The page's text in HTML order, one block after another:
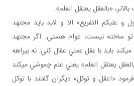
«بالعقل يعتقل العلم».
و عليکم التفريع» الا و لابد بايد مجتهد
ساخته نيست، عوام هستي. اگر مجتهد
کند بايد با عقل عملي عقال کني. نه بيراهه
يعتقل العلم» يعني علم چموشي مي کند
«اعقل و توکل» ديگران گفتند با توکل